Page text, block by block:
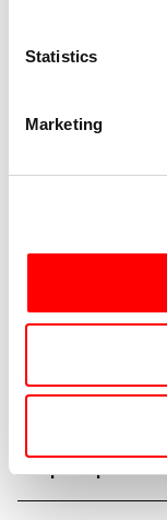
Statistics
Marketing
Zoo
Hélène
Alberto Emiletti di
Scopri di più